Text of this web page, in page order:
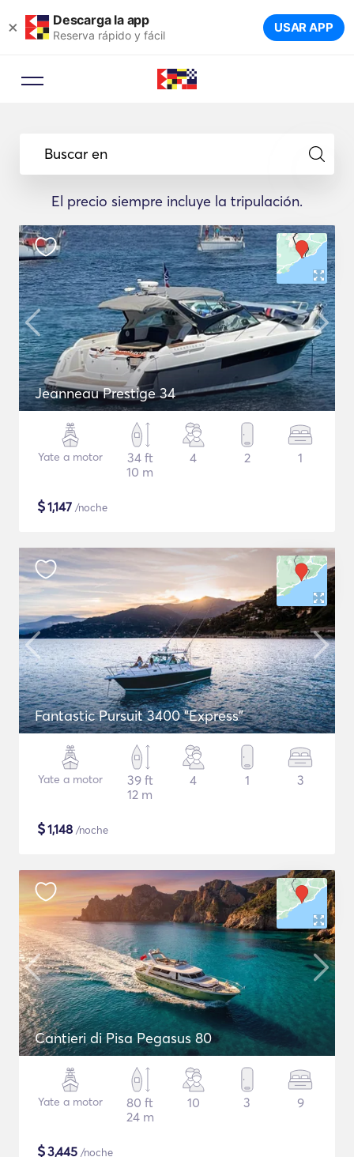
× Descarga la app
Reserva rápido y fácil USAR APP
Buscar en
El precio siempre incluye la tripulación.
Jeanneau Prestige 34
Yate a motor
34 ft
10 m
4 2 1
$1,147 /noche
Fantastic Pursuit 3400 "Express"
Yate a motor
39 ft
12 m
4 1 3
$1,148 /noche
Cantieri di Pisa Pegasus 80
Yate a motor
80 ft
24 m
10 3 9
$3,445 /noche